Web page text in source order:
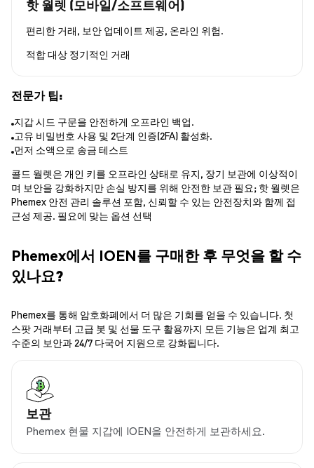
핫 월렛 (모바일/소프트웨어)
편리한 거래, 보안 업데이트 제공, 온라인 위험.
적합 대상 정기적인 거래
전문가 팁:
지갑 시드 구문을 안전하게 오프라인 백업.
고유 비밀번호 사용 및 2단계 인증(2FA) 활성화.
먼저 소액으로 송금 테스트
콜드 월렛은 개인 키를 오프라인 상태로 유지, 장기 보관에 이상적이
며 보안을 강화하지만 손실 방지를 위해 안전한 보관 필요; 핫 월렛은
Phemex 안전 관리 솔루션 포함, 신뢰할 수 있는 안전장치와 함께 접
근성 제공. 필요에 맞는 옵션 선택
Phemex에서 IOEN를 구매한 후 무엇을 할 수
있나요?
Phemex를 통해 암호화폐에서 더 많은 기회를 얻을 수 있습니다. 첫
스팟 거래부터 고급 봇 및 선물 도구 활용까지 모든 기능은 업계 최고
수준의 보안과 24/7 다국어 지원으로 강화됩니다.
보관
Phemex 현물 지갑에 IOEN을 안전하게 보관하세요.